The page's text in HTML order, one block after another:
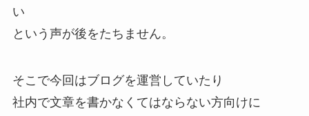
い
という声が後をたちません。
そこで今回はブログを運営していたり
社内で文章を書かなくてはならない方向けに